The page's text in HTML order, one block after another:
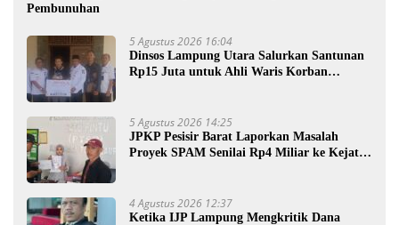
Pembunuhan
5 Agustus 2026 16:04
Dinsos Lampung Utara Salurkan Santunan
Rp15 Juta untuk Ahli Waris Korban
5 Agustus 2026 14:25
JPKP Pesisir Barat Laporkan Masalah
Proyek SPAM Senilai Rp4 Miliar ke Kejati
4 Agustus 2026 12:37
Ketika IJP Lampung Mengkritik Dana